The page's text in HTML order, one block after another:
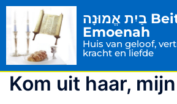
בַיִת אֱמוּנָה Beit
Emoenah
Huis van geloof,
kracht en liefde
Kom uit haar,